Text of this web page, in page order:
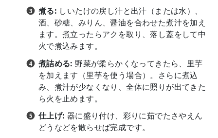
煮る: しいたけの戻し汁と出汁（または水）、
酒、砂糖、みりん、醤油を合わせた煮汁を加え
ます。煮立ったらアクを取り、落し蓋をして中
火で煮込みます。
煮詰める: 野菜が柔らかくなってきたら、里芋
を加えます（里芋を使う場合）。さらに煮込
み、煮汁が少なくなり、全体に照りが出てきた
ら火を止めます。
仕上げ: 器に盛り付け、彩りに茹でたさやえん
どうなどを散らせば完成です。